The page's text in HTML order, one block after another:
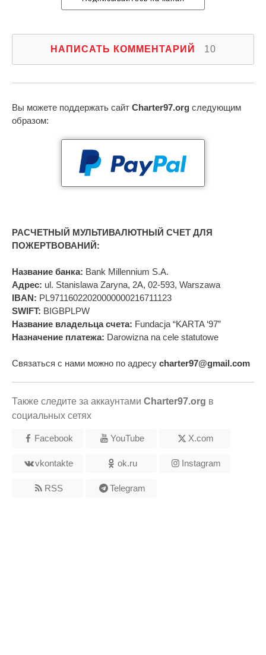
НАПИСАТЬ КОММЕНТАРИЙ 10
Вы можете поддержать сайт Charter97.org следующим
образом:
РАСЧЕТНЫЙ МУЛЬТИВАЛЮТНЫЙ СЧЕТ ДЛЯ
ПОЖЕРТВОВАНИЙ:
Название банка: Bank Millennium S.A.
Адрес: ul. Stanislawa Zaryna, 2A, 02-593, Warszawa
IBAN: PL97116022020000000216711123
SWIFT: BIGBPLPW
Название владельца счета: Fundacja “KARTA ‘97”
Назначение платежа: Darowizna na cele statutowe
Связаться с нами можно по адресу charter97@gmail.com
Также следите за аккаунтами Charter97.org в
социальных сетях
Facebook YouTube X.com
vkontakte ok.ru Instagram
RSS Telegram